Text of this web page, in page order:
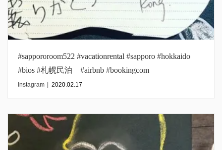
#sappororoom522 #vacationrental #sapporo #hokkaido
#bios #札幌民泊 #airbnb #bookingcom
#inmysapporo#malaysia
Instagram | 2020.02.17